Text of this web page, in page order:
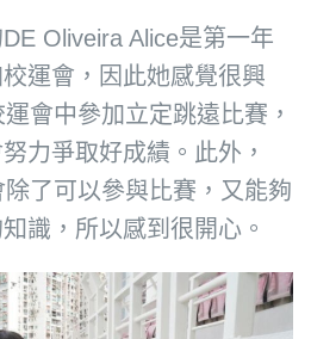
Oliveira Alice是第一年
運會，因此她感覺很興
會中參加立定跳遠比賽，
力爭取好成績。此外，
了可以參與比賽，又能夠
識，所以感到很開心。